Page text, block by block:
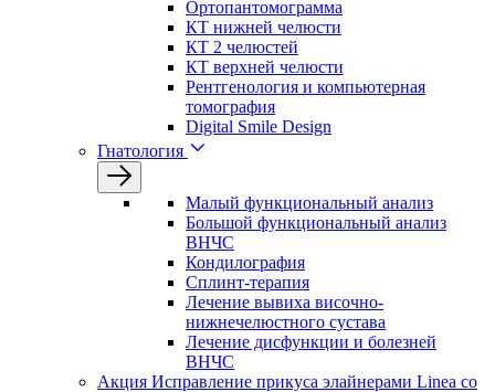
Ортопантомограмма
КТ нижней челюсти
КТ 2 челюстей
КТ верхней челюсти
Рентгенология и компьютерная
томография
Digital Smile Design
Гнатология
Малый функциональный анализ
Большой функциональный анализ
ВНЧС
Кондилография
Сплинт-терапия
Лечение вывиха височно-
нижнечелюстного сустава
Лечение дисфункции и болезней
ВНЧС
Акция Исправление прикуса элайнерами Linea со